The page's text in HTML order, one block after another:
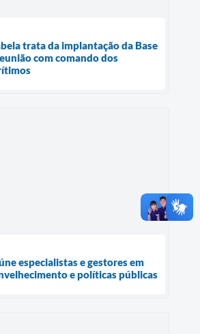
trata da implantação da Base
com comando dos
especialistas e gestores em
e políticas públicas